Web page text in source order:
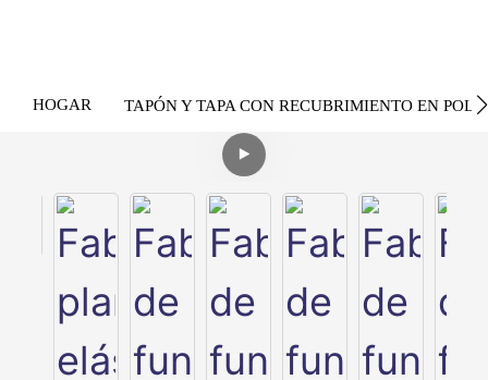
HOGAR TAPÓN Y TAPA CON RECUBRIMIENTO EN